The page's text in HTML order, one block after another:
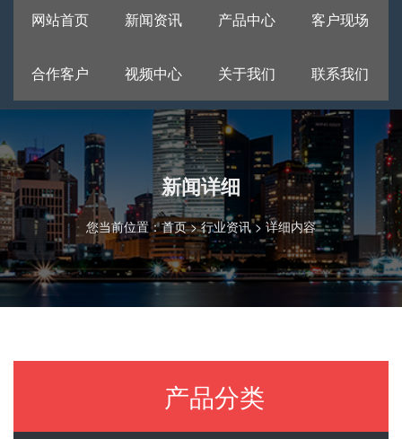
网站首页 新闻资讯 产品中心 客户现场
合作客户 视频中心 关于我们 联系我们
新闻详细
您当前位置：首页>行业资讯> 详细内容
产品分类